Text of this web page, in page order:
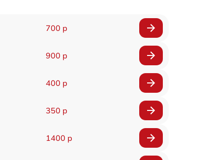
700 р
900 р
400 р
350 р
1400 р